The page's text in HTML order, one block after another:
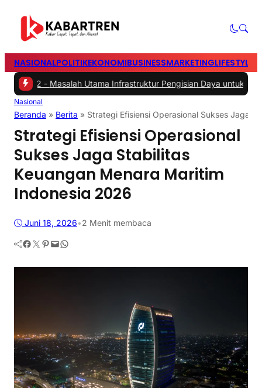
NASIONALPOLITIKEKONOMIBUSINESSMARKETINGLIFESTYLE
#2 -Masalah Utama Infrastruktur Pengisian Daya untuk Mobil
Nasional
Beranda » Berita » Strategi Efisiensi Operasional Sukses Jaga
Strategi Efisiensi Operasional
Sukses Jaga Stabilitas
Keuangan Menara Maritim
Indonesia 2026
Juni 18, 2026•2 Menit membaca
Facebook Twitter Pinterest Mail WhatsApp